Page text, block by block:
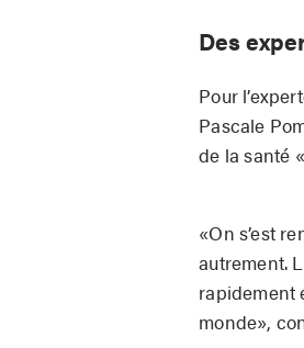
Des
Pour
Pascale
de la santé
«On s’est
autrement.
rapidement
monde»,